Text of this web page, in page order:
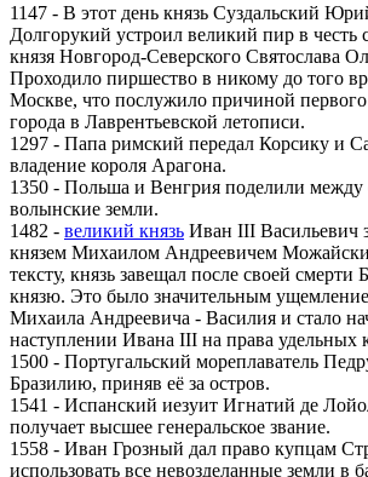
1147 - В этот день князь Суздальский
Долгорукий устроил великий пир в честь
князя Новгород-Северского Святослава
Проходило пиршество в никому до того
Москве, что послужило причиной
города в Лаврентьевской летописи.
1297 - Папа римский передал Корсику и
владение короля Арагона.
1350 - Польша и Венгрия поделили между
волынские земли.
1482 - великий князь Иван III Васильевич
князем Михаилом Андреевичем
тексту, князь завещал после своей смерти
князю. Это было значительным
Михаила Андреевича - Василия и стало
наступлении Ивана III на права удельных
1500 - Португальский мореплаватель
Бразилию, приняв её за остров.
1541 - Испанский иезуит Игнатий де
получает высшее генеральское звание.
1558 - Иван Грозный дал право купцам
использовать все невозделанные земли в